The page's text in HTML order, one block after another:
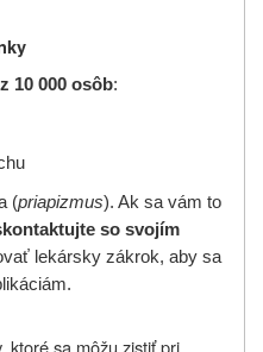
10 000 osôb:
(priapizmus). Ak sa vám to
so svojím
lekársky zákrok, aby sa
ktoré sa môžu zistiť pri